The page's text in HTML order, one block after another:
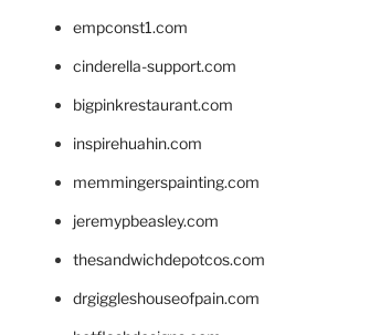
empconst1.com
cinderella-support.com
bigpinkrestaurant.com
inspirehuahin.com
memmingerspainting.com
jeremypbeasley.com
thesandwichdepotcos.com
drgiggleshouseofpain.com